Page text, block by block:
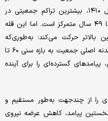
اساس تحلیل داده‌های آماری، در سال ۱۴۱۰، بیشترین تراکم جمعیتی در
گروه‌های سنی ۴۰ تا ۴۴ سال و ۴۵ تا ۴۹ سال متمرکز است. اما این قله
حرکت می‌کند؛ به‌طوری‌که
پیش‌بینی می‌شود تا سال ۱۴۳۰، این بدنه اصلی جمعیت به بازه سنی ۶۰ تا
پیامدهای گسترده‌ای را برای آینده
را از چندجهت به‌طور مستقیم و
پیامد، کاهش عرضه نیروی